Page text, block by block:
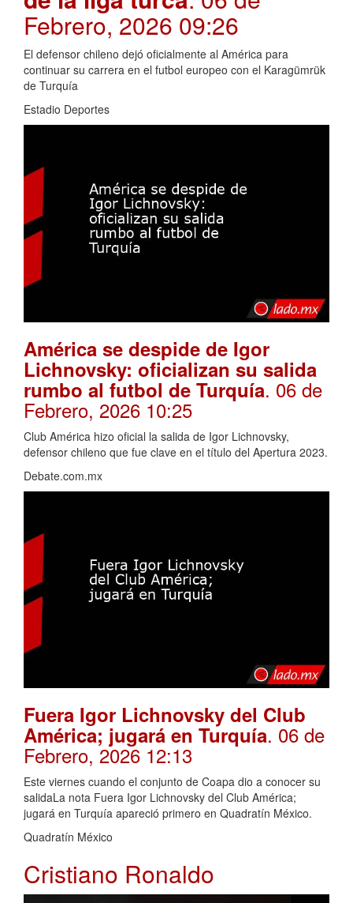
Febrero, 2026 09:26
El defensor chileno dejó oficialmente al América para
continuar su carrera en el futbol europeo con el Karagümrük
de Turquía
Estadio Deportes
América se despide de Igor
Lichnovsky: oficializan su salida
rumbo al futbol de Turquía. 06 de
Febrero, 2026 10:25
Club América hizo oficial la salida de Igor Lichnovsky,
defensor chileno que fue clave en el título del Apertura 2023.
Debate.com.mx
Fuera Igor Lichnovsky del Club
América; jugará en Turquía. 06 de
Febrero, 2026 12:13
Este viernes cuando el conjunto de Coapa dio a conocer su
salidaLa nota Fuera Igor Lichnovsky del Club América;
jugará en Turquía apareció primero en Quadratín México.
Quadratín México
Cristiano Ronaldo